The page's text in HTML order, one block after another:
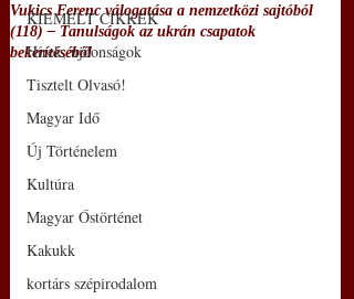
KIEMELT CIKKEK
Hírek, újdonságok
Tisztelt Olvasó!
Magyar Idő
Új Történelem
Kultúra
Magyar Őstörténet
Kakukk
kortárs szépirodalom
Vukics Ferenc válogatása a nemzetközi sajtóból
(118) ‒ Tanulságok az ukrán csapatok
bekerítéséből